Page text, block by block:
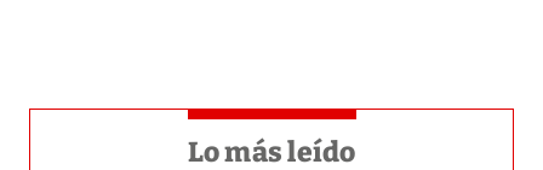
Lo más leído